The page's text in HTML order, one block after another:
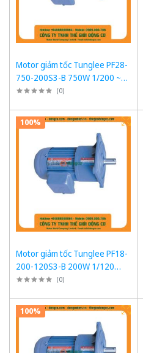
Motor giảm tốc Tunglee PF28-
750-200S3-B 750W 1/200 ~7-
8rpm Mặt bích
(0)
100%
Motor giảm tốc Tunglee PF18-
200-120S3-B 200W 1/120
~12rpm Mặt bích
(0)
100%